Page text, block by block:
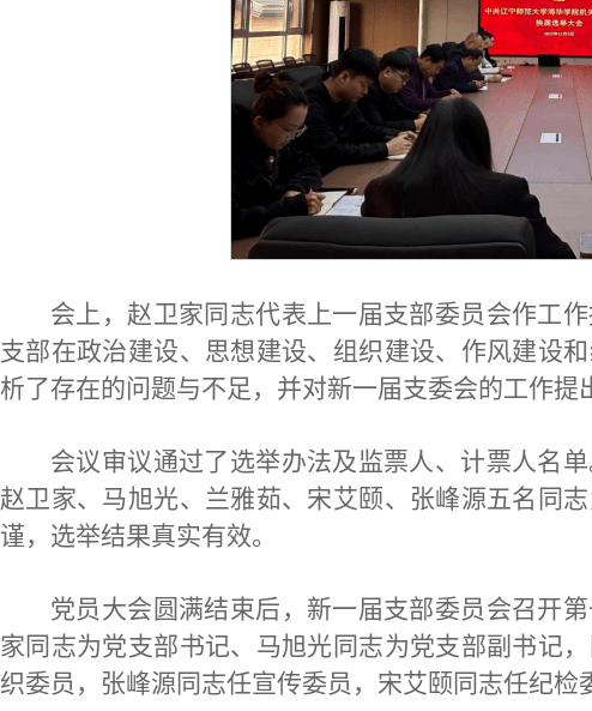
会上，赵卫家同志代表上一届支部委员会作工
支部在政治建设、思想建设、组织建设、作风建设
析了存在的问题与不足，并对新一届支委会的工作提
会议审议通过了选举办法及监票人、计票人名
赵卫家、马旭光、兰雅茹、宋艾颐、张峰源五名同
谨，选举结果真实有效。
党员大会圆满结束后，新一届支部委员会召开
家同志为党支部书记、马旭光同志为党支部副书记
织委员，张峰源同志任宣传委员，宋艾颐同志任纪检